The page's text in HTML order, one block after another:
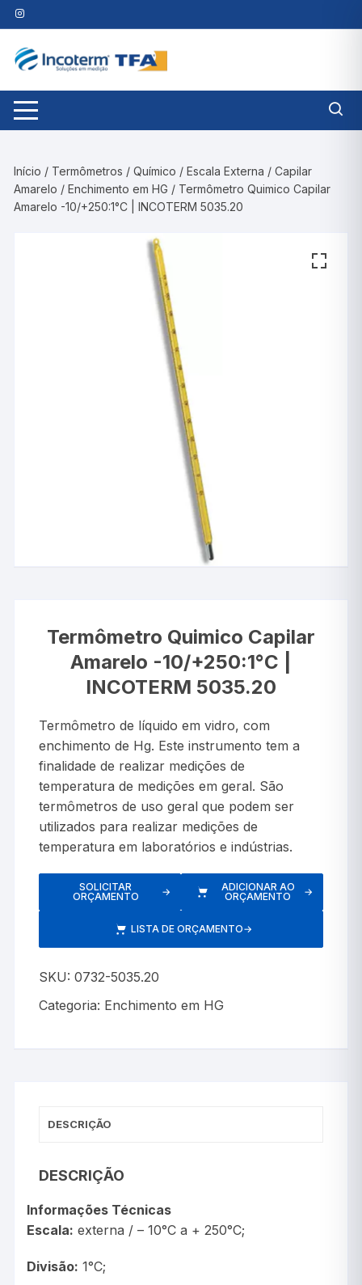
Pular
para
conteúdo
Início / Termômetros /Químico /Escala Externa /Capilar
Amarelo /Enchimento em HG / Termômetro Quimico Capilar
Amarelo -10/+250:1°C | INCOTERM 5035.20
Termômetro Quimico Capilar
Amarelo -10/+250:1°C |
INCOTERM 5035.20
Termômetro de líquido em vidro, com
enchimento de Hg. Este instrumento tem a
finalidade de realizar medições de
temperatura de medições em geral. São
termômetros de uso geral que podem ser
utilizados para realizar medições de
temperatura em laboratórios e indústrias.
SOLICITAR
ORÇAMENTO
→
ADICIONAR AO
ORÇAMENTO
→
LISTA DE ORÇAMENTO→
SKU:0732-5035.20
Categoria: Enchimento em HG
DESCRIÇÃO
DESCRIÇÃO
Informações Técnicas
Escala: externa / – 10°C a + 250°C;
Divisão: 1°C;